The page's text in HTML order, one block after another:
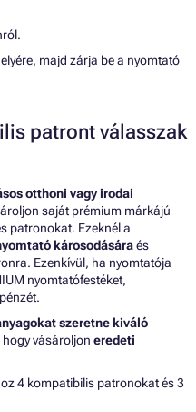
majd zárja be a nyomtató
patront válasszak
otthoni vagy irodai
saját prémium márkájú
patronokat. Ezeknél a
károsodásáraés
Ezenkívül, ha nyomtatója
nyomtatófestéket,
szeretne kiváló
vásároljon eredeti
4 kompatibilis patronokat és 3